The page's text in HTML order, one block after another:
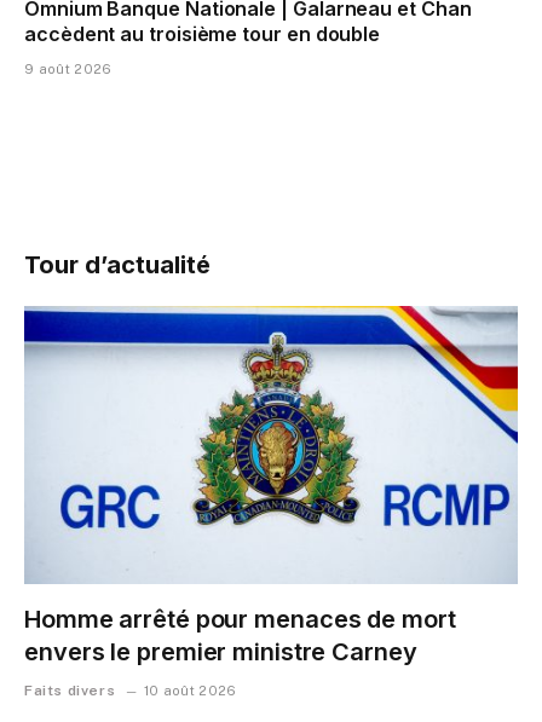
Omnium Banque Nationale | Galarneau et Chan
accèdent au troisième tour en double
9 août 2026
Tour d’actualité
Homme arrêté pour menaces de mort
envers le premier ministre Carney
Faits divers 10 août 2026